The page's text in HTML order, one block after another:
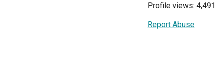
Profile views: 4,491
Report Abuse